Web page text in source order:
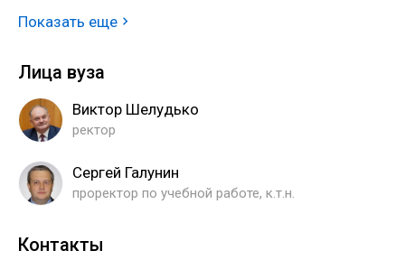
Показать еще
Лица вуза
Виктор Шелудько
ректор
Сергей Галунин
проректор по учебной работе, к.т.н.
Контакты